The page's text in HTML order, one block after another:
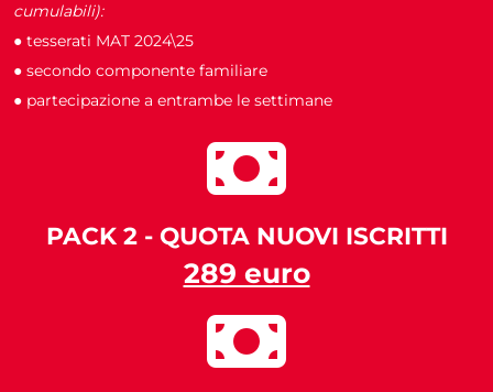
cumulabili):
● tesserati MAT 2024\25
● secondo componente familiare
● partecipazione a entrambe le settimane
PACK 2 - QUOTA NUOVI ISCRITTI
289 euro